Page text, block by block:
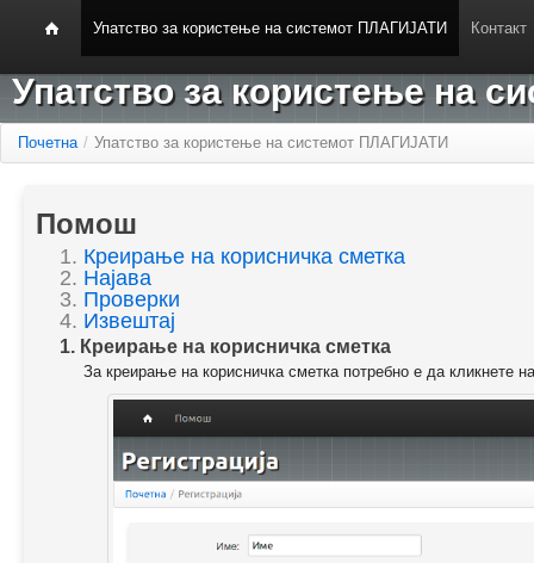
Упатство за користење на системот ПЛАГИЈАТИ Контакт
Упатство за користење на
Почетна / Упатство за користење на системот ПЛАГИЈАТИ
Помош
1. Креирање на корисничка сметка
2. Најава
3. Проверки
4. Извештај
1. Креирање на корисничка сметка
За креирање на корисничка сметка потребно е да кликнете